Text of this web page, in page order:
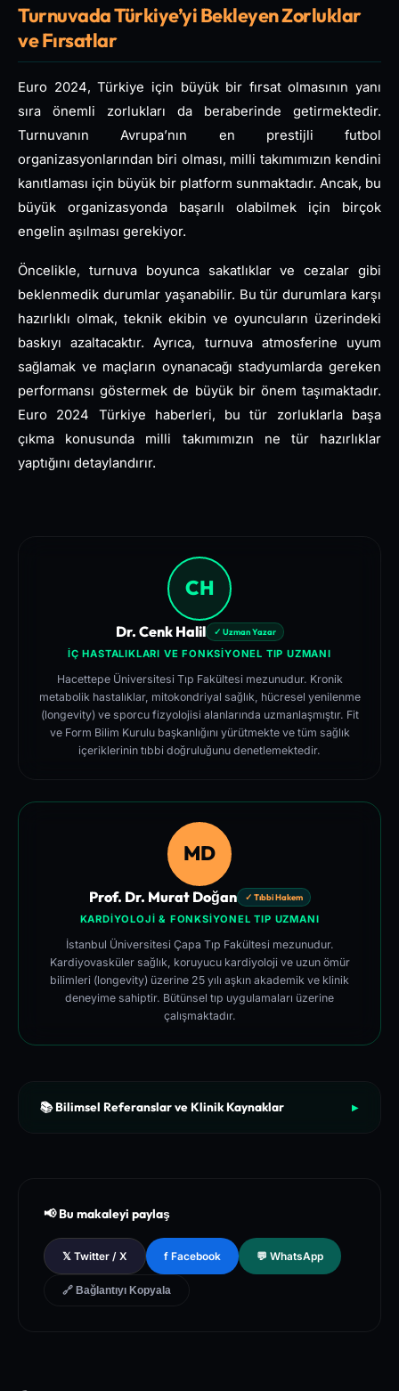
Turnuvada Türkiye’yi Bekleyen Zorluklar
ve Fırsatlar
Euro 2024, Türkiye için büyük bir fırsat olmasının yanı
sıra önemli zorlukları da beraberinde getirmektedir.
Turnuvanın Avrupa’nın en prestijli futbol
organizasyonlarından biri olması, milli takımımızın kendini
kanıtlaması için büyük bir platform sunmaktadır. Ancak, bu
büyük organizasyonda başarılı olabilmek için birçok
engelin aşılması gerekiyor.
Öncelikle, turnuva boyunca sakatlıklar ve cezalar gibi
beklenmedik durumlar yaşanabilir. Bu tür durumlara karşı
hazırlıklı olmak, teknik ekibin ve oyuncuların üzerindeki
baskıyı azaltacaktır. Ayrıca, turnuva atmosferine uyum
sağlamak ve maçların oynanacağı stadyumlarda gereken
performansı göstermek de büyük bir önem taşımaktadır.
Euro 2024 Türkiye haberleri, bu tür zorluklarla başa
çıkma konusunda milli takımımızın ne tür hazırlıklar
yaptığını detaylandırır.
CH
Dr. Cenk Halil ✓ Uzman Yazar
İÇ HASTALIKLARI VE FONKSIYONEL TIP UZMANI
Hacettepe Üniversitesi Tıp Fakültesi mezunudur. Kronik
metabolik hastalıklar, mitokondriyal sağlık, hücresel yenilenme
(longevity) ve sporcu fizyolojisi alanlarında uzmanlaşmıştır. Fit
ve Form Bilim Kurulu başkanlığını yürütmekte ve tüm sağlık
içeriklerinin tıbbi doğruluğunu denetlemektedir.
MD
Prof. Dr. Murat Doğan ✓ Tıbbi Hakem
KARDIYOLOJI & FONKSIYONEL TIP UZMANI
İstanbul Üniversitesi Çapa Tıp Fakültesi mezunudur.
Kardiyovasküler sağlık, koruyucu kardiyoloji ve uzun ömür
bilimleri (longevity) üzerine 25 yılı aşkın akademik ve klinik
deneyime sahiptir. Bütünsel tıp uygulamaları üzerine
çalışmaktadır.
📚 Bilimsel Referanslar ve Klinik Kaynaklar ▶
l Database of Peer-Reviewed Clinical Trials
[3]
The Lancet - Global Health and Preventive Medicine Guidel
ines for Chronic Metabolic Syndrome Management
📢 Bu makaleyi paylaş
𝕏 Twitter / X f Facebook 💬 WhatsApp
🔗 Bağlantıyı Kopyala